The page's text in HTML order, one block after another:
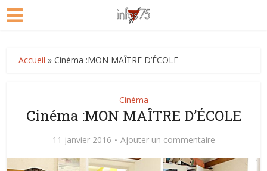
Accueil »Cinéma :MON MAÎTRE D’ÉCOLE
Cinéma
Cinéma :MON MAÎTRE D’ÉCOLE
11 janvier 2016 Ajouter un commentaire